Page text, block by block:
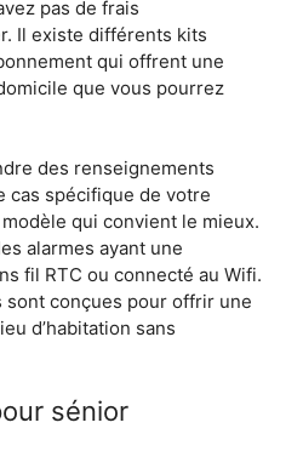
pas de frais
Il existe différents kits
qui offrent une
que vous pourrez
des renseignements
cas spécifique de votre
qui convient le mieux.
alarmes ayant une
fil RTC ou connecté au Wifi.
sont conçues pour offrir une
d’habitation sans
sénior